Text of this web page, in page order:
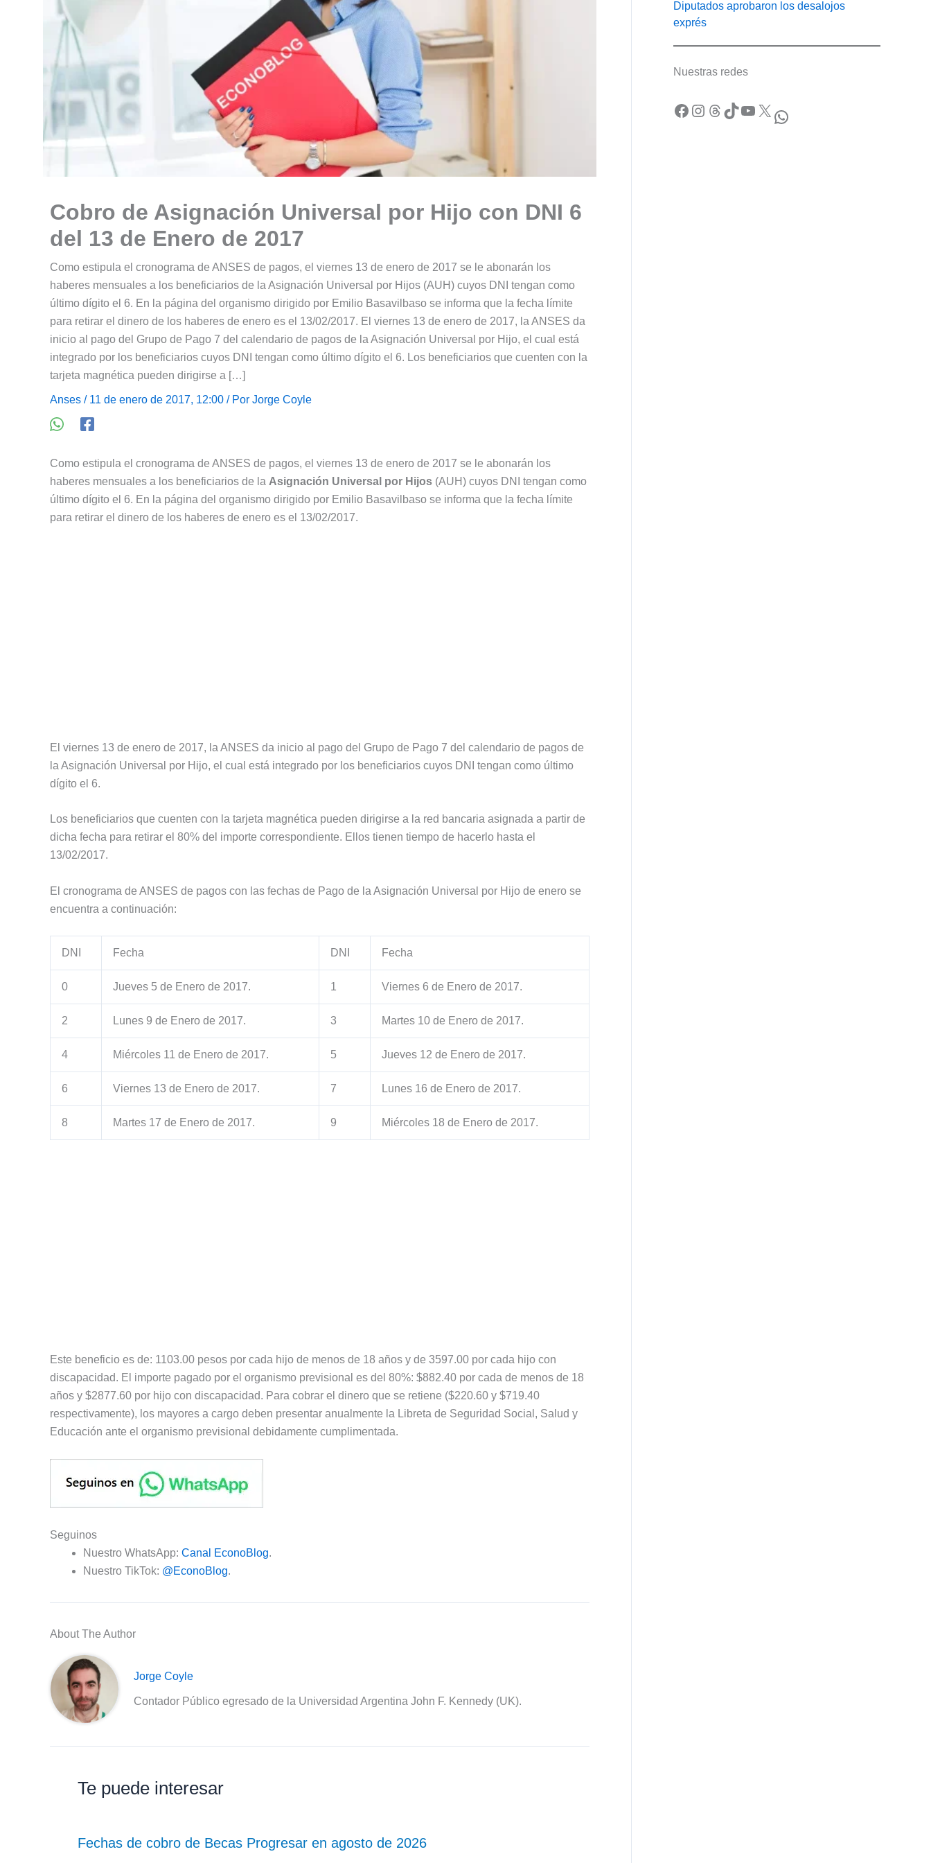
Cobro de Asignación Universal por Hijo con DNI 6
del 13 de Enero de 2017
Como estipula el cronograma de ANSES de pagos, el viernes 13 de enero de 2017 se le abonarán los
haberes mensuales a los beneficiarios de la Asignación Universal por Hijos (AUH) cuyos DNI tengan como
último dígito el 6. En la página del organismo dirigido por Emilio Basavilbaso se informa que la fecha límite
para retirar el dinero de los haberes de enero es el 13/02/2017. El viernes 13 de enero de 2017, la ANSES da
inicio al pago del Grupo de Pago 7 del calendario de pagos de la Asignación Universal por Hijo, el cual está
integrado por los beneficiarios cuyos DNI tengan como último dígito el 6. Los beneficiarios que cuenten con la
tarjeta magnética pueden dirigirse a […]
Anses / 11 de enero de 2017, 12:00 / Por Jorge Coyle
Como estipula el cronograma de ANSES de pagos, el viernes 13 de enero de 2017 se le abonarán los
haberes mensuales a los beneficiarios de la Asignación Universal por Hijos (AUH) cuyos DNI tengan como
último dígito el 6. En la página del organismo dirigido por Emilio Basavilbaso se informa que la fecha límite
para retirar el dinero de los haberes de enero es el 13/02/2017.
El viernes 13 de enero de 2017, la ANSES da inicio al pago del Grupo de Pago 7 del calendario de pagos de
la Asignación Universal por Hijo, el cual está integrado por los beneficiarios cuyos DNI tengan como último
dígito el 6.
Los beneficiarios que cuenten con la tarjeta magnética pueden dirigirse a la red bancaria asignada a partir de
dicha fecha para retirar el 80% del importe correspondiente. Ellos tienen tiempo de hacerlo hasta el
13/02/2017.
El cronograma de ANSES de pagos con las fechas de Pago de la Asignación Universal por Hijo de enero se
encuentra a continuación:
DNI Fecha DNI Fecha
0 Jueves 5 de Enero de 2017. 1 Viernes 6 de Enero de 2017.
2 Lunes 9 de Enero de 2017. 3 Martes 10 de Enero de 2017.
4 Miércoles 11 de Enero de 2017. 5 Jueves 12 de Enero de 2017.
6 Viernes 13 de Enero de 2017. 7 Lunes 16 de Enero de 2017.
8 Martes 17 de Enero de 2017. 9 Miércoles 18 de Enero de 2017.
Este beneficio es de: 1103.00 pesos por cada hijo de menos de 18 años y de 3597.00 por cada hijo con
discapacidad. El importe pagado por el organismo previsional es del 80%: $882.40 por cada de menos de 18
años y $2877.60 por hijo con discapacidad. Para cobrar el dinero que se retiene ($220.60 y $719.40
respectivamente), los mayores a cargo deben presentar anualmente la Libreta de Seguridad Social, Salud y
Educación ante el organismo previsional debidamente cumplimentada.
Seguinos
Nuestro WhatsApp: Canal EconoBlog.
Nuestro TikTok: @EconoBlog.
About The Author
Jorge Coyle
Contador Público egresado de la Universidad Argentina John F. Kennedy (UK).
Te puede interesar
Fechas de cobro de Becas Progresar en agosto de 2026
Diputados aprobaron los desalojos
exprés
Nuestras redes
Facebook Instagram Threads TikTok YouTube X WhatsApp